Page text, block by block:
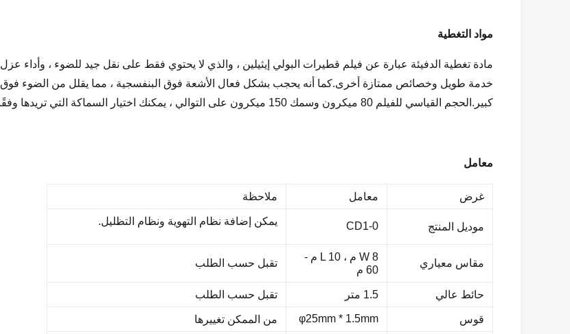
مواد التغطية
مادة تغطية الدفيئة عبارة عن فيلم قطيرات البولي إيثيلين ، والذي لا يحتوي فقط على نقل جيد للضوء ،
خدمة طويل وخصائص ممتازة أخرى.كما أنه يحجب بشكل فعال الأشعة فوق البنفسجية ، مما يقلل من الضوء فوق
كبير.الحجم القياسي للفيلم 80 ميكرون وسمك 150 ميكرون على التوالي ، يمكنك اختيار السماكة التي تريدها وفقًا لاحتياجاتك.
معامل
غرض معامل ملاحظة
موديل المنتج CD1-0 يمكن إضافة نظام التهوية ونظام التظليل.
مقاس معياري
W 8 م ، L 10 م -
60 م
تقبل حسب الطلب
حائط عالي 1.5 متر تقبل حسب الطلب
قوس φ25mm * 1.5mm من الممكن تغييرها